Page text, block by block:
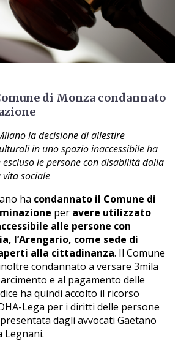
di Monza condannato
la decisione di allestire
in uno spazio inaccessibile ha
le persone con disabilità dalla
sociale
ha condannato il Comune di
per avere utilizzato
alle persone con
l’Arengario, come sede di
alla cittadinanza. Il Comune
condannato a versare 3mila
e al pagamento delle
ha quindi accolto il ricorso
Lega per i diritti delle persone
dagli avvocati Gaetano
Legnani.